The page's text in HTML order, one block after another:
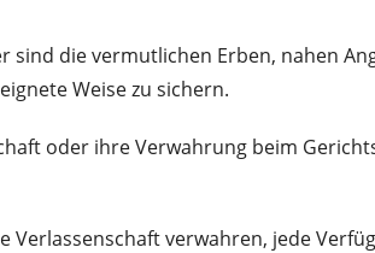
sind die vermutlichen Erben, nahen
Weise zu sichern.
oder ihre Verwahrung beim
verwahren, jede